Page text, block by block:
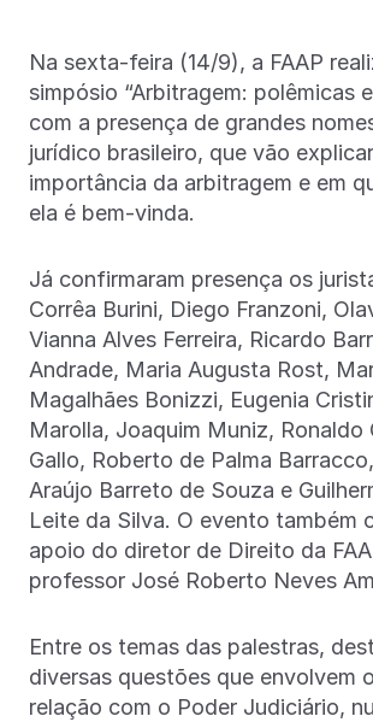
Na sexta-feira (14/9), a FAAP
simpósio “Arbitragem: polêmicas
com a presença de grandes
jurídico brasileiro, que vão
importância da arbitragem e em
ela é bem-vinda.
Já confirmaram presença os
Corrêa Burini, Diego Franzoni,
Vianna Alves Ferreira, Ricardo
Andrade, Maria Augusta Rost,
Magalhães Bonizzi, Eugenia
Marolla, Joaquim Muniz, Ronaldo
Gallo, Roberto de Palma
Araújo Barreto de Souza e
Leite da Silva. O evento também
apoio do diretor de Direito da
professor José Roberto Neves
Entre os temas das palestras,
diversas questões que envolvem
relação com o Poder Judiciário,